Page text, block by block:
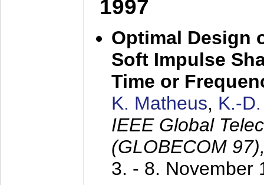
1997
Optimal Design
Soft Impulse
Time or
K. Matheus, K.-
IEEE Global
(GLOBECOM
3. - 8. November